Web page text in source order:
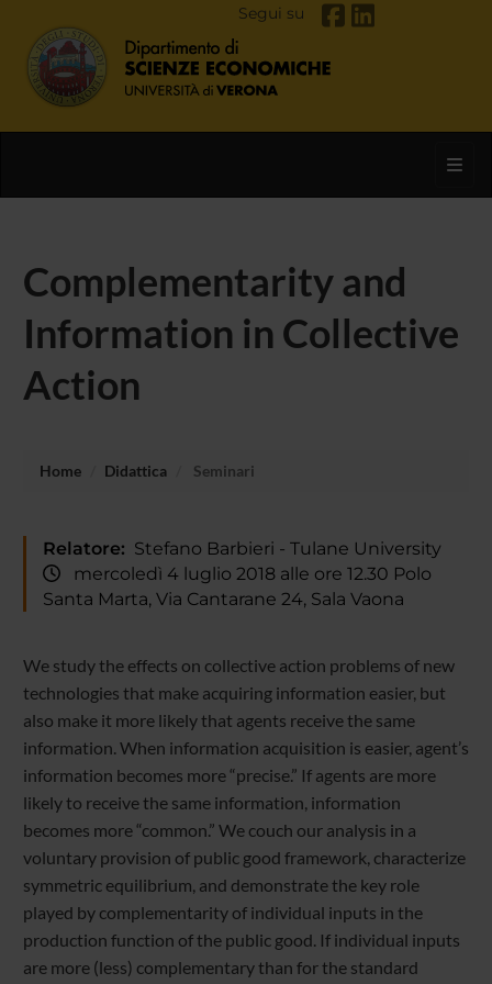
Segui su
Complementarity and
Information in Collective
Action
Home Didattica Seminari
Relatore: Stefano Barbieri - Tulane University
mercoledì 4 luglio 2018 alle ore 12.30 Polo
Santa Marta, Via Cantarane 24, Sala Vaona
We study the effects on collective action problems of new
technologies that make acquiring information easier, but
also make it more likely that agents receive the same
information. When information acquisition is easier, agent’s
information becomes more “precise.” If agents are more
likely to receive the same information, information
becomes more “common.” We couch our analysis in a
voluntary provision of public good framework, characterize
symmetric equilibrium, and demonstrate the key role
played by complementarity of individual inputs in the
production function of the public good. If individual inputs
are more (less) complementary than for the standard